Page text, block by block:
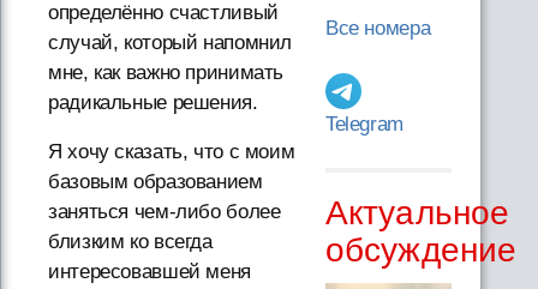
определённо счастливый
случай, который напомнил
мне, как важно принимать
радикальные решения.
Я хочу сказать, что с моим
базовым образованием
заняться чем-либо более
близким ко всегда
интересовавшей меня
Все номера
Telegram
Актуальное
обсуждение